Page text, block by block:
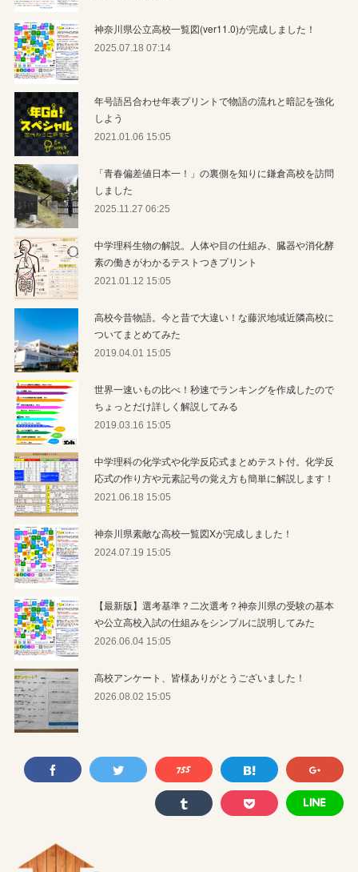
神奈川県公立高校一覧図(ver11.0)が完成しました！
2025.07.18 07:14
年号語呂合わせ年表プリントで物語の流れと暗記を強化
しよう
2021.01.06 15:05
「青春偏差値日本一！」の裏側を知りに鎌倉高校を訪問
しました
2025.11.27 06:25
中学理科生物の解説。人体や目の仕組み、臓器や消化酵
素の働きがわかるテストつきプリント
2021.01.12 15:05
高校今昔物語。今と昔で大違い！な藤沢地域近隣高校に
ついてまとめてみた
2019.04.01 15:05
世界一速いもの比べ！秒速でランキングを作成したので
ちょっとだけ詳しく解説してみる
2019.03.16 15:05
中学理科の化学式や化学反応式まとめテスト付。化学反
応式の作り方や元素記号の覚え方も簡単に解説します！
2021.06.18 15:05
神奈川県素敵な高校一覧図Xが完成しました！
2024.07.19 15:05
【最新版】選考基準？二次選考？神奈川県の受験の基本
や公立高校入試の仕組みをシンプルに説明してみた
2026.06.04 15:05
高校アンケート、皆様ありがとうございました！
2026.08.02 15:05